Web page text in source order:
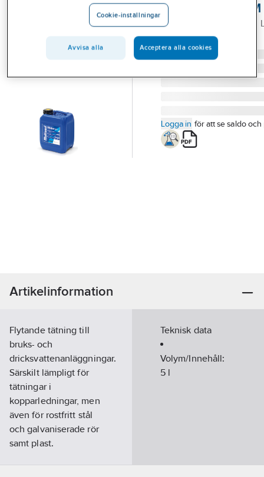
Multiseal Water M
MULTISEAL WATER M 5
Artikelnummer:
Lev. artikelnr:
8018050
Logga in för att se saldo och
Artikelinformation
Flytande tätning till
bruks- och
dricksvattenanläggningar.
Särskilt lämpligt för
tätningar i
kopparledningar, men
även för rostfritt stål
och galvaniserade rör
samt plast.
Teknisk data
Volym/Innehåll:
5 l
Cookie-inställningar
Avvisa alla Acceptera alla cookies